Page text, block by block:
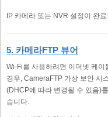
IP 카메라 또는 NVR 설정이 완
5. 카메라FTP 뷰어
Wi-Fi를 사용하려면 이더넷 케
경우, CameraFTP 가상 보안 시
(DHCP에 따라 변경될 수 있음)
습니다.